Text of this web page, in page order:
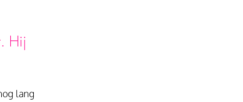
Hij
lang